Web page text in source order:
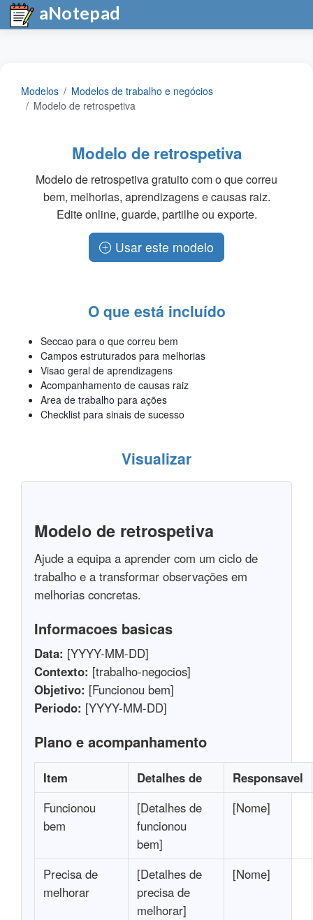
aNotepad
Modelos
Modelos de trabalho e negócios
Modelo de retrospetiva
Modelo de retrospetiva
Modelo de retrospetiva gratuito com o que correu
bem, melhorias, aprendizagens e causas raiz.
Edite online, guarde, partilhe ou exporte.
Usar este modelo
O que está incluído
Seccao para o que correu bem
Campos estruturados para melhorias
Visao geral de aprendizagens
Acompanhamento de causas raiz
Area de trabalho para ações
Checklist para sinais de sucesso
Visualizar
Modelo de retrospetiva
Ajude a equipa a aprender com um ciclo de
trabalho e a transformar observações em
melhorias concretas.
Informacoes basicas
Data: [YYYY-MM-DD]
Contexto: [trabalho-negocios]
Objetivo: [Funcionou bem]
Periodo: [YYYY-MM-DD]
Plano e acompanhamento
Item Detalhes de
Responsavel
Funcionou
bem
[Detalhes de
funcionou
bem]
[Nome]
Precisa de
melhorar
[Detalhes de
precisa de
melhorar]
[Nome]